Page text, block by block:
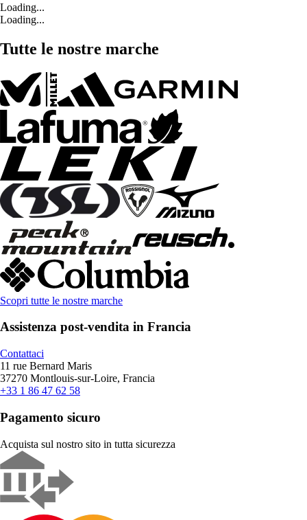
Loading...
Loading...
Tutte le nostre marche
Scopri tutte le nostre marche
Assistenza post-vendita in Francia
Contattaci
11 rue Bernard Maris
37270 Montlouis-sur-Loire, Francia
+33 1 86 47 62 58
Pagamento sicuro
Acquista sul nostro sito in tutta sicurezza